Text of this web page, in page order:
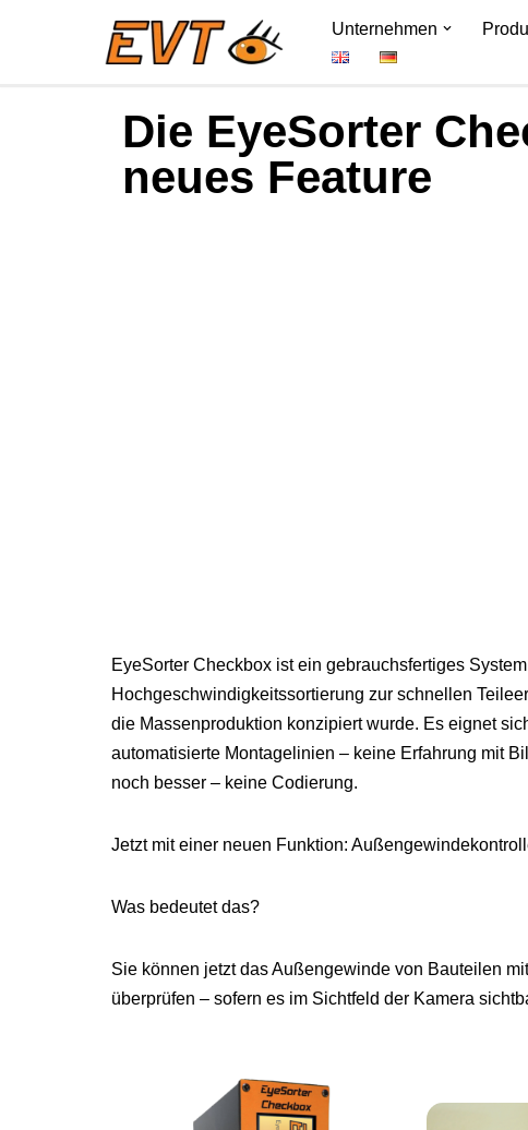
Unternehmen
Die EyeSorter
neues Feature
EyeSorter Checkbox ist ein gebrauchsfertiges
Hochgeschwindigkeitssortierung zur schnellen
die Massenproduktion konzipiert wurde. Es eignet
automatisierte Montagelinien – keine Erfahrung mit
noch besser – keine Codierung.
Jetzt mit einer neuen Funktion:
Was bedeutet das?
Sie können jetzt das Außengewinde von Bauteilen
überprüfen – sofern es im Sichtfeld der Kamera